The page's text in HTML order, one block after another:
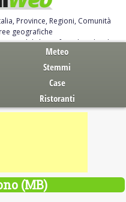
Province, Regioni, Comunità
geografiche
moduli, leggi, free download
Meteo
Stemmi
Case
Ristoranti
(MB)